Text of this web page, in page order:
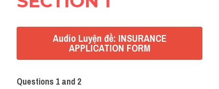
Audio Luyện đề: INSURANCE
APPLICATION FORM
Questions 1 and 2